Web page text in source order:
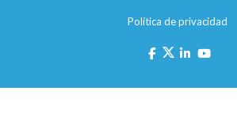
Política de privacidad